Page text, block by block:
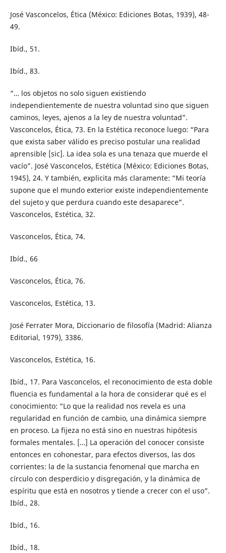
José Vasconcelos, Ética (México: Ediciones Botas, 1939), 48-
49.
Ibíd., 51.
Ibíd., 83.
“… los objetos no solo siguen existiendo
independientemente de nuestra voluntad sino que siguen
caminos, leyes, ajenos a la ley de nuestra voluntad”.
Vasconcelos, Ética, 73. En la Estética reconoce luego: “Para
que exista saber válido es preciso postular una realidad
aprensible [sic]. La idea sola es una tenaza que muerde el
vacío”. José Vasconcelos, Estética (México: Ediciones Botas,
1945), 24. Y también, explicita más claramente: “Mi teoría
supone que el mundo exterior existe independientemente
del sujeto y que perdura cuando este desaparece”.
Vasconcelos, Estética, 32.
Vasconcelos, Ética, 74.
Ibíd., 66
Vasconcelos, Ética, 76.
Vasconcelos, Estética, 13.
José Ferrater Mora, Diccionario de filosofía (Madrid: Alianza
Editorial, 1979), 3386.
Vasconcelos, Estética, 16.
Ibíd., 17. Para Vasconcelos, el reconocimiento de esta doble
fluencia es fundamental a la hora de considerar qué es el
conocimiento: “Lo que la realidad nos revela es una
regularidad en función de cambio, una dinámica siempre
en proceso. La fijeza no está sino en nuestras hipótesis
formales mentales. […] La operación del conocer consiste
entonces en cohonestar, para efectos diversos, las dos
corrientes: la de la sustancia fenomenal que marcha en
círculo con desperdicio y disgregación, y la dinámica de
espíritu que está en nosotros y tiende a crecer con el uso”.
Ibíd., 28.
Ibíd., 16.
Ibíd., 18.